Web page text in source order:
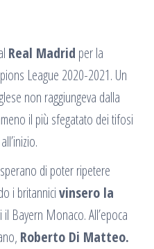
Real Madrid per la
League 2020-2021. Un
non raggiungeva dalla
il più sfegatato dei tifosi
di poter ripetere
i britannicivinsero la
Bayern Monaco. All’epoca
Roberto Di Matteo.